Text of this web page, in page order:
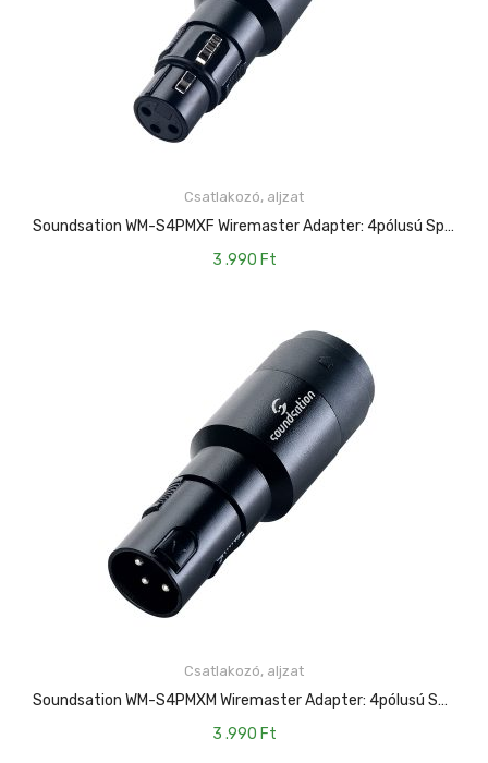
Csatlakozó, aljzat
Soundsation WM-S4PMXF Wiremaster Adapter: 4pólusú Speakon Papa – 3pólusú XLR Mama
3 .990 Ft
KOSÁRBA TESZEM
Csatlakozó, aljzat
Soundsation WM-S4PMXM Wiremaster Adapter: 4pólusú Speakon Papa – 3pólusú Speakon Papa
3 .990 Ft
KOSÁRBA TESZEM